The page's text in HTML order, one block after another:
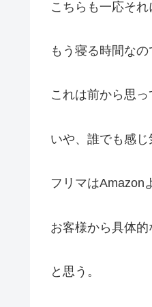
こちらも一応それ
もう寝る時間な
これは前から思
いや、誰でも感じ
フリマはAmazon
お客様から具体的
と思う。